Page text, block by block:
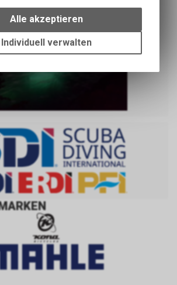
bestimmte Interaktionen und
Einstellungen auf Ihrem Gerät,
um die grundlegenden
Funktionen unseres Online-
ermöglichen. Bitte beachten Sie,
keinerlei Rückschlüsse auf Ihre
persönlichen Informationen
zulassen.
Alle akzeptieren
Individuell verwalten